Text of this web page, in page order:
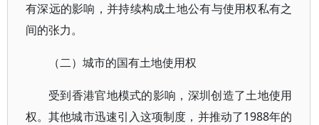
有深远的影响，并持续构成土地公有与使用权私有之
间的张力。
（二）城市的国有土地使用权
受到香港官地模式的影响，深圳创造了土地使用
权。其他城市迅速引入这项制度，并推动了1988年的